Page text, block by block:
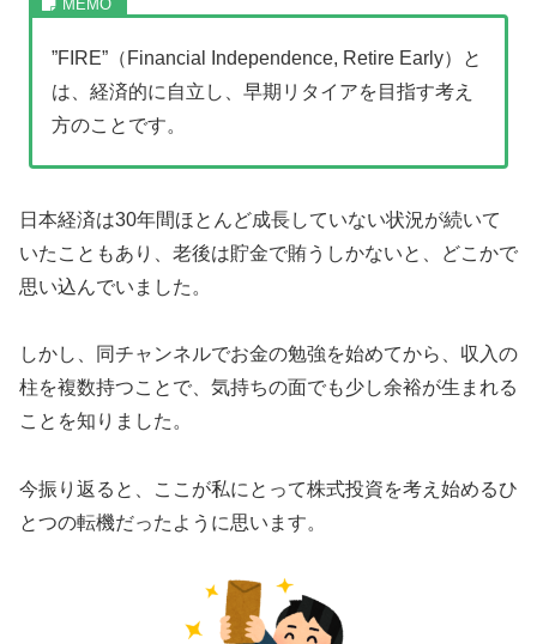
”FIRE”（Financial Independence, Retire Early）と
は、経済的に自立し、早期リタイアを目指す考え
方のことです。
日本経済は30年間ほとんど成長していない状況が続いて
いたこともあり、老後は貯金で賄うしかないと、どこかで
思い込んでいました。
しかし、同チャンネルでお金の勉強を始めてから、収入の
柱を複数持つことで、気持ちの面でも少し余裕が生まれる
ことを知りました。
今振り返ると、ここが私にとって株式投資を考え始めるひ
とつの転機だったように思います。